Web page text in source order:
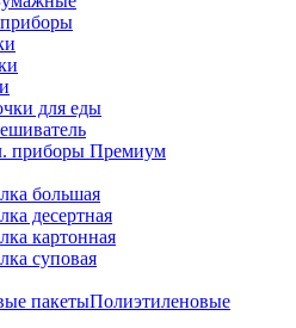
для еды
приборы Премиум
большая
десертная
картонная
суповая
Полиэтиленовые